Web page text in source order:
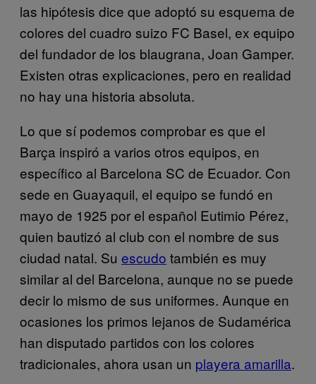
las hipótesis dice que adoptó su esquema de
colores del cuadro suizo FC Basel, ex equipo
del fundador de los blaugrana, Joan Gamper.
Existen otras explicaciones, pero en realidad
no hay una historia absoluta.
Lo que sí podemos comprobar es que el
Barça inspiró a varios otros equipos, en
específico al Barcelona SC de Ecuador. Con
sede en Guayaquil, el equipo se fundó en
mayo de 1925 por el español Eutimio Pérez,
quien bautizó al club con el nombre de sus
ciudad natal. Su escudo también es muy
similar al del Barcelona, aunque no se puede
decir lo mismo de sus uniformes. Aunque en
ocasiones los primos lejanos de Sudamérica
han disputado partidos con los colores
tradicionales, ahora usan un playera amarilla.